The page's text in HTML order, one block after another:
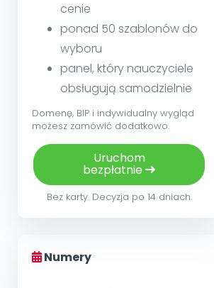
cenie
ponad 50 szablonów do
wyboru
panel, który nauczyciele
obsługują samodzielnie
Domenę, BIP i indywidualny wygląd
możesz zamówić dodatkowo.
Uruchom
bezpłatnie
Bez karty. Decyzja po 14 dniach.
Numery